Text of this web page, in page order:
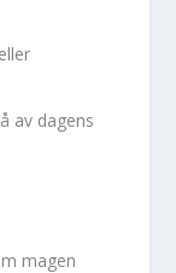
av dagens
magen